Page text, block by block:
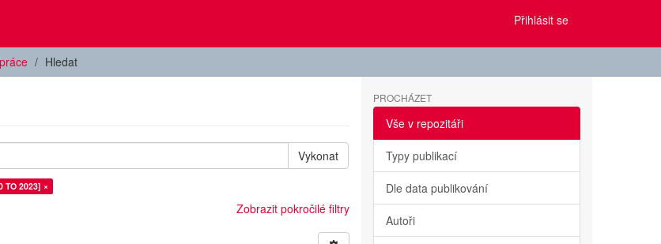
Přihlásit se
Hledat
Vykonat
TO 2023] ×
Zobrazit pokročilé filtry
PROCHÁZET
Vše v repozitáři
Typy publikací
Dle data publikování
Autoři